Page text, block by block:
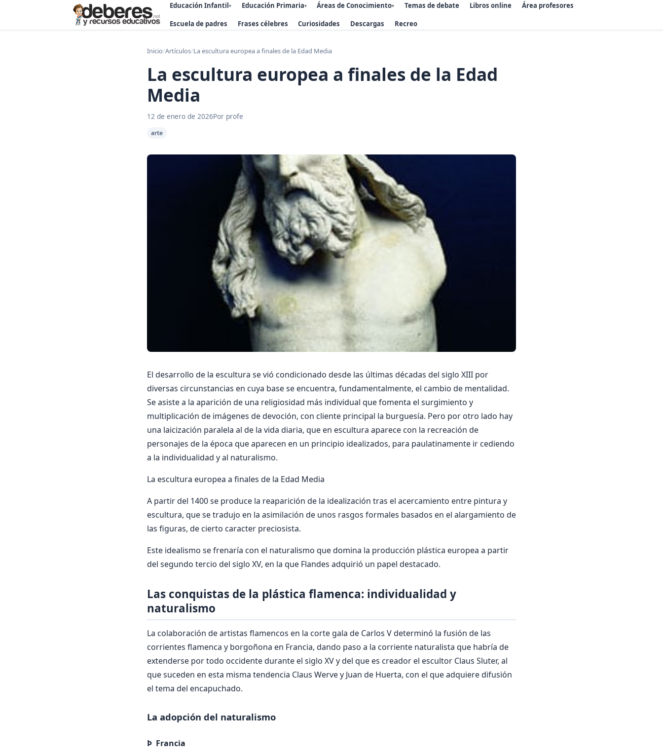
Educación Infantil▾ Educación Primaria▾ Áreas de Conocimiento▾ Temas de debate Libros online Área profesores
Escuela de padres Frases célebres Curiosidades Descargas Recreo
Inicio/Artículos/La escultura europea a finales de la Edad Media
La escultura europea a finales de la Edad
Media
12 de enero de 2026Por profe
arte
El desarrollo de la escultura se vió condicionado desde las últimas décadas del siglo XIII por
diversas circunstancias en cuya base se encuentra, fundamentalmente, el cambio de mentalidad.
Se asiste a la aparición de una religiosidad más individual que fomenta el surgimiento y
multiplicación de imágenes de devoción, con cliente principal la burguesía. Pero por otro lado hay
una laicización paralela al de la vida diaria, que en escultura aparece con la recreación de
personajes de la época que aparecen en un principio idealizados, para paulatinamente ir cediendo
a la individualidad y al naturalismo.
La escultura europea a finales de la Edad Media
A partir del 1400 se produce la reaparición de la idealización tras el acercamiento entre pintura y
escultura, que se tradujo en la asimilación de unos rasgos formales basados en el alargamiento de
las figuras, de cierto caracter preciosista.
Este idealismo se frenaría con el naturalismo que domina la producción plástica europea a partir
del segundo tercio del siglo XV, en la que Flandes adquirió un papel destacado.
Las conquistas de la plástica flamenca: individualidad y
naturalismo
La colaboración de artistas flamencos en la corte gala de Carlos V determinó la fusión de las
corrientes flamenca y borgoñona en Francia, dando paso a la corriente naturalista que habría de
extenderse por todo occidente durante el siglo XV y del que es creador el escultor Claus Sluter, al
que suceden en esta misma tendencia Claus Werve y Juan de Huerta, con el que adquiere difusión
el tema del encapuchado.
La adopción del naturalismo
Þ Francia